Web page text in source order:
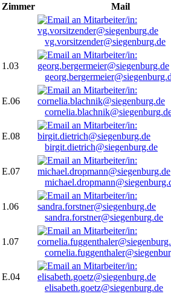
Zimmer
Mail
vg.vorsitzender@siegenburg.de
1.03
E.06
E.08
birgit.dietrich@siegenburg.de
E.07
1.06
sandra.forstner@siegenburg.de
1.07
E.04
elisabeth.goetz@siegenburg.de